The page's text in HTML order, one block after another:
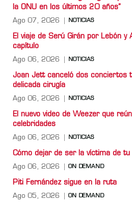
la ONU en los últimos 20 años”
Ago 07, 2026 NOTICIAS
El viaje de Serú Girán por Lebón y
capítulo
Ago 06, 2026 NOTICIAS
Joan Jett canceló dos conciertos
delicada cirugía
Ago 06, 2026 NOTICIAS
El nuevo video de Weezer que
celebridades
Ago 06, 2026 NOTICIAS
Cómo dejar de ser la víctima de
Ago 06, 2026 ON DEMAND
Piti Fernández sigue en la ruta
Ago 05, 2026 ON DEMAND